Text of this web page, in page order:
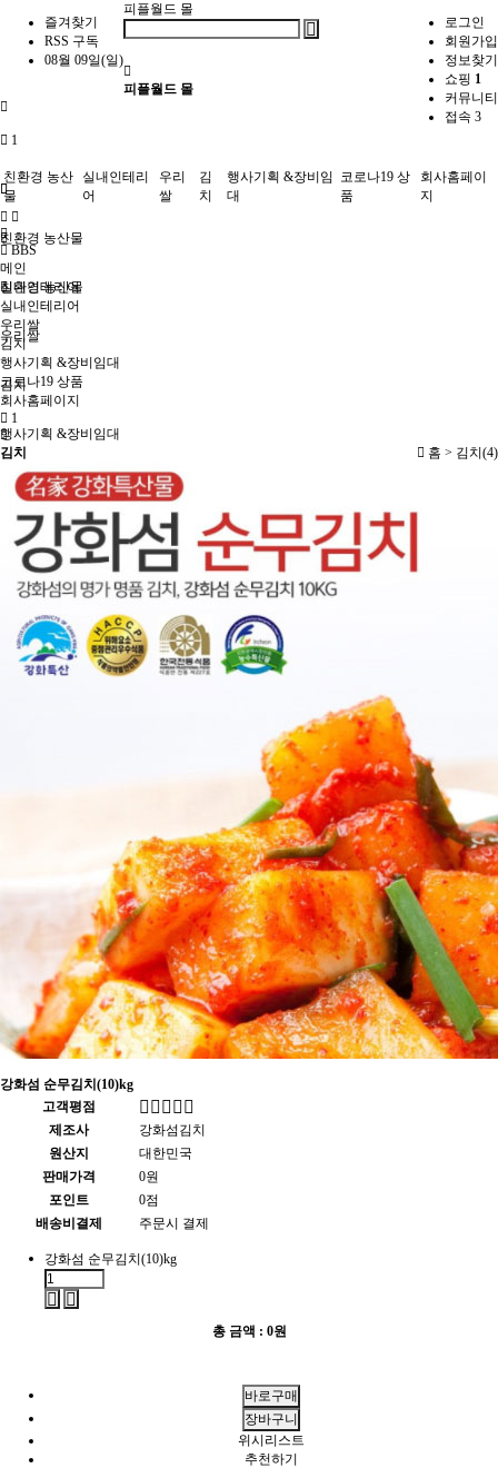
즐겨찾기
RSS 구독
08월 09일(일)
로그인
회원가입
정보찾기
쇼핑 1
커뮤니티
접속 3
피플월드 몰
피플월드 몰
1
친환경 농산물
실내인테리어
우리쌀
김치
행사기획 &장비임대
코로나19 상품
회사홈페이지
친환경 농산
물
실내인테리
어
우리
쌀
김
치
행사기획 &장비임
대
코로나19 상
품
회사홈페이
지
BBS
메인
친환경 농산물
실내인테리어
우리쌀
김치
행사기획 &장비임대
코로나19 상품
회사홈페이지
1
홈 > 김치(4)
김치
강화섬 순무김치(10)kg
고객평점
제조사
강화섬김치
원산지
대한민국
판매가격
0원
포인트
0점
배송비결제
주문시 결제
강화섬 순무김치(10)kg
총 금액 : 0원
위시리스트
추천하기